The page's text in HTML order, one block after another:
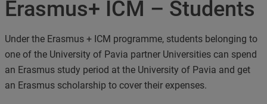
Erasmus+ ICM – Students
Under the Erasmus + ICM programme, students belonging to
one of the University of Pavia partner Universities can spend
an Erasmus study period at the University of Pavia and get
an Erasmus scholarship to cover their expenses.